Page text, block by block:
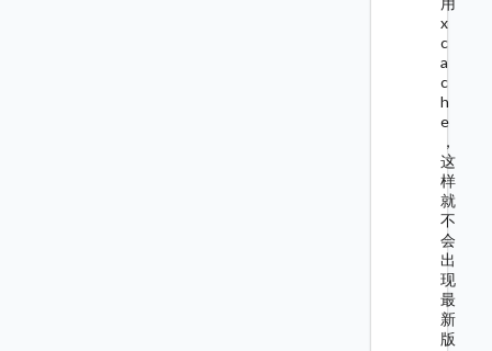
x
c
a
c
h
e
，
这
样
就
不
会
出
现
最
新
版